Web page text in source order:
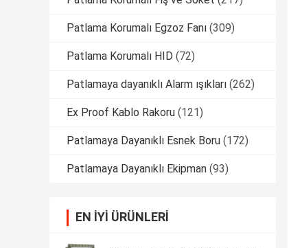
Patlama Korumalı Egzoz Fanı (309)
Patlama Korumalı HID (72)
Patlamaya dayanıklı Alarm ışıkları (262)
Ex Proof Kablo Rakoru (121)
Patlamaya Dayanıklı Esnek Boru (172)
Patlamaya Dayanıklı Ekipman (93)
EN IYI ÜRÜNLERI